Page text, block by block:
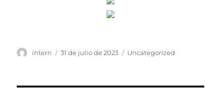
Autor
intern
Publicado
31 de julio de 2023 Categorías
Uncategorized